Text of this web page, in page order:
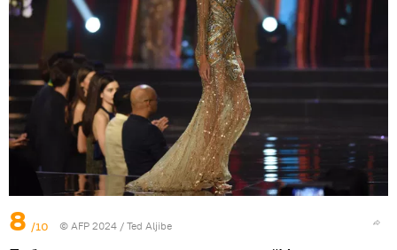
8 /10 © AFP 2024 / Ted Aljibe